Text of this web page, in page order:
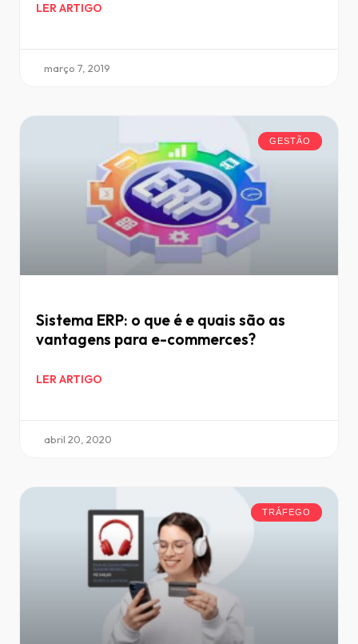
LER ARTIGO
março 7, 2019
GESTÃO
Sistema ERP: o que é e quais são as
vantagens para e-commerces?
LER ARTIGO
abril 20, 2020
TRÁFEGO